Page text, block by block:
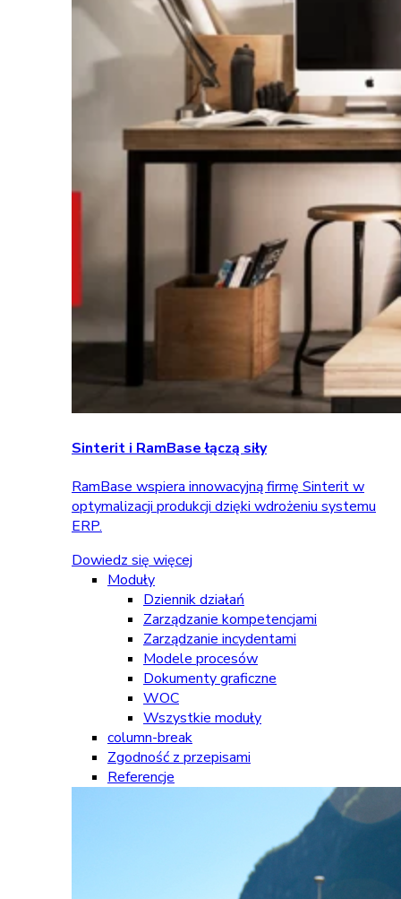
Sinterit i RamBase łączą siły
RamBase wspiera innowacyjną firmę Sinterit w
optymalizacji produkcji dzięki wdrożeniu systemu
ERP.
Dowiedz się więcej
Moduły
Dziennik działań
Zarządzanie kompetencjami
Zarządzanie incydentami
Modele procesów
Dokumenty graficzne
WOC
Wszystkie moduły
column-break
Zgodność z przepisami
Referencje